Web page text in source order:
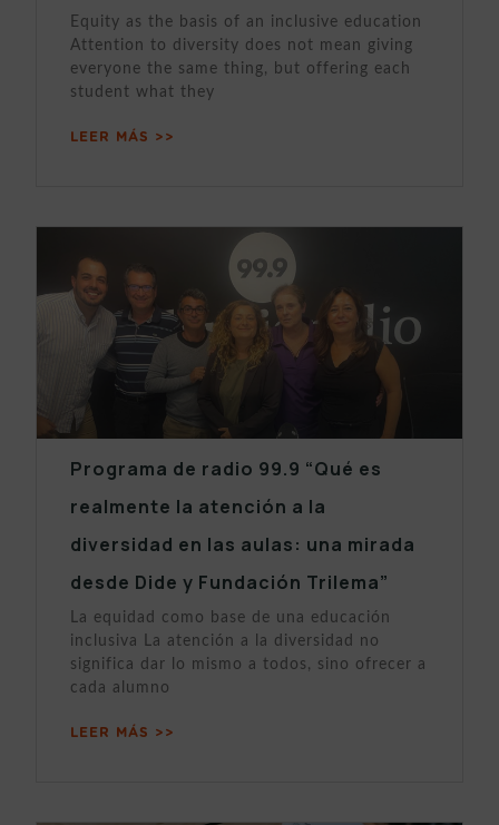
Equity as the basis of an inclusive education
Attention to diversity does not mean giving
everyone the same thing, but offering each
student what they
LEER MÁS >>
Programa de radio 99.9 “Qué es
realmente la atención a la
diversidad en las aulas: una mirada
desde Dide y Fundación Trilema”
La equidad como base de una educación
inclusiva La atención a la diversidad no
significa dar lo mismo a todos, sino ofrecer a
cada alumno
LEER MÁS >>